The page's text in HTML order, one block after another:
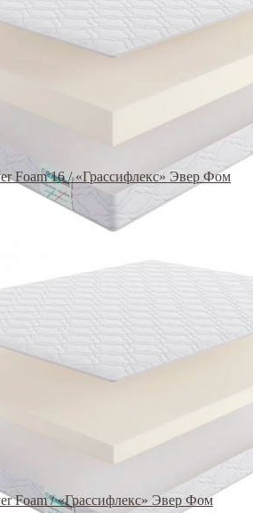
Foam 16 / «Грассифлекс» Эвер Фом
Foam / «Грассифлекс» Эвер Фом